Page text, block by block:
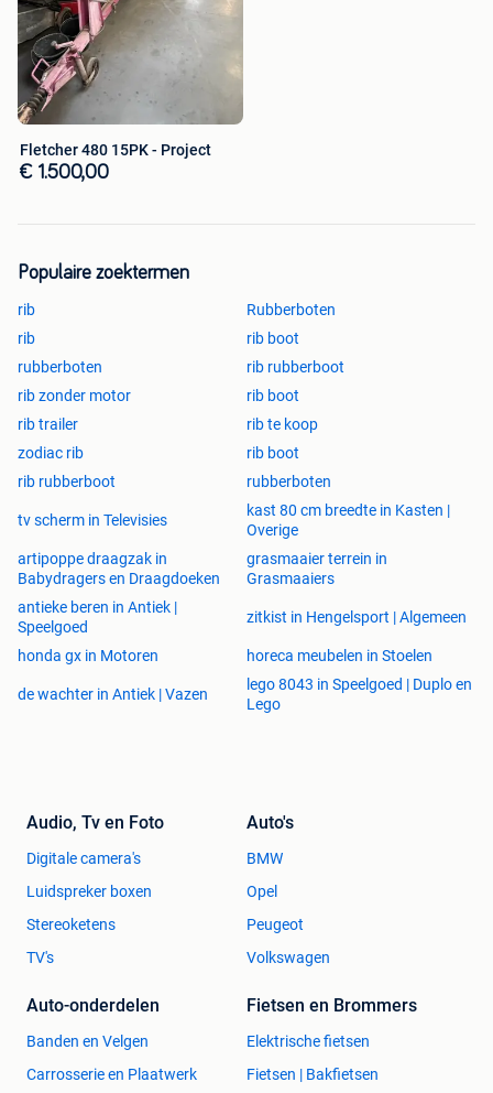
Fletcher 480 15PK - Project
€ 1.500,00
Populaire zoektermen
rib
Rubberboten
rib
rib boot
rubberboten
rib rubberboot
rib zonder motor
rib boot
rib trailer
rib te koop
zodiac rib
rib boot
rib rubberboot
rubberboten
tv scherm in Televisies
kast 80 cm breedte in Kasten |
Overige
artipoppe draagzak in
Babydragers en Draagdoeken
grasmaaier terrein in
Grasmaaiers
antieke beren in Antiek |
Speelgoed
zitkist in Hengelsport | Algemeen
honda gx in Motoren horeca meubelen in Stoelen
de wachter in Antiek | Vazen
lego 8043 in Speelgoed | Duplo en
Lego
Audio, Tv en Foto
Digitale camera's
Luidspreker boxen
Stereoketens
TV's
Auto's
BMW
Opel
Peugeot
Volkswagen
Auto-onderdelen
Banden en Velgen
Carrosserie en Plaatwerk
Fietsen en Brommers
Elektrische fietsen
Fietsen | Bakfietsen